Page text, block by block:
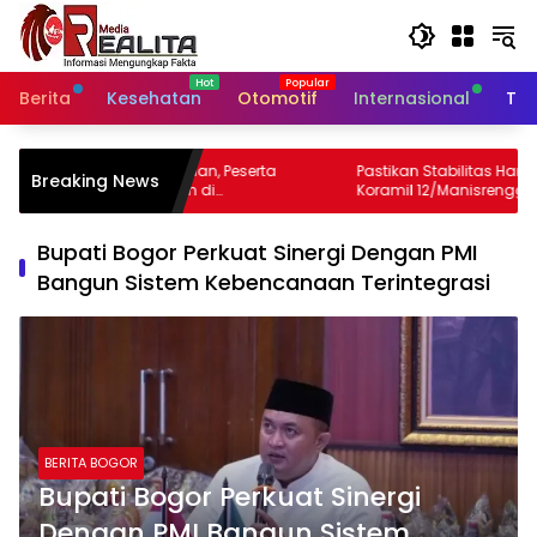
Langsung
konten
Berita
Kesehatan Otomotif Internasional
Breaking News
Peserta
Pastikan Stabilitas Harga, Babinsa
Koramil 12/Manisrenggo Pantau Harga
Sembako Di Pasar Klewer
Bupati Bogor Perkuat Sinergi Dengan PMI
Bangun Sistem Kebencanaan Terintegrasi
BERITA BOGOR
Bupati Bogor Perkuat Sinergi